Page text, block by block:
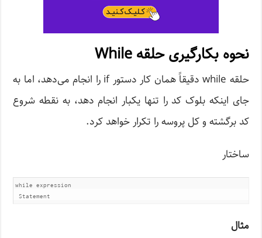
نحوه بکارگیری حلقه While
حلقه while دقیقاً همان کار دستور if را انجام می‌دهد، اما به
جای اینکه بلوک کد را تنها یکبار انجام دهد، به نقطه شروع
کد برگشته و کل پروسه را تکرار خواهد کرد.
ساختار
while expression
مثال